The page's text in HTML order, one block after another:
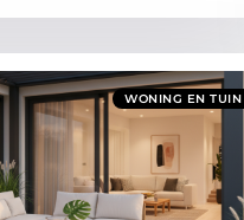
WONING EN TUIN